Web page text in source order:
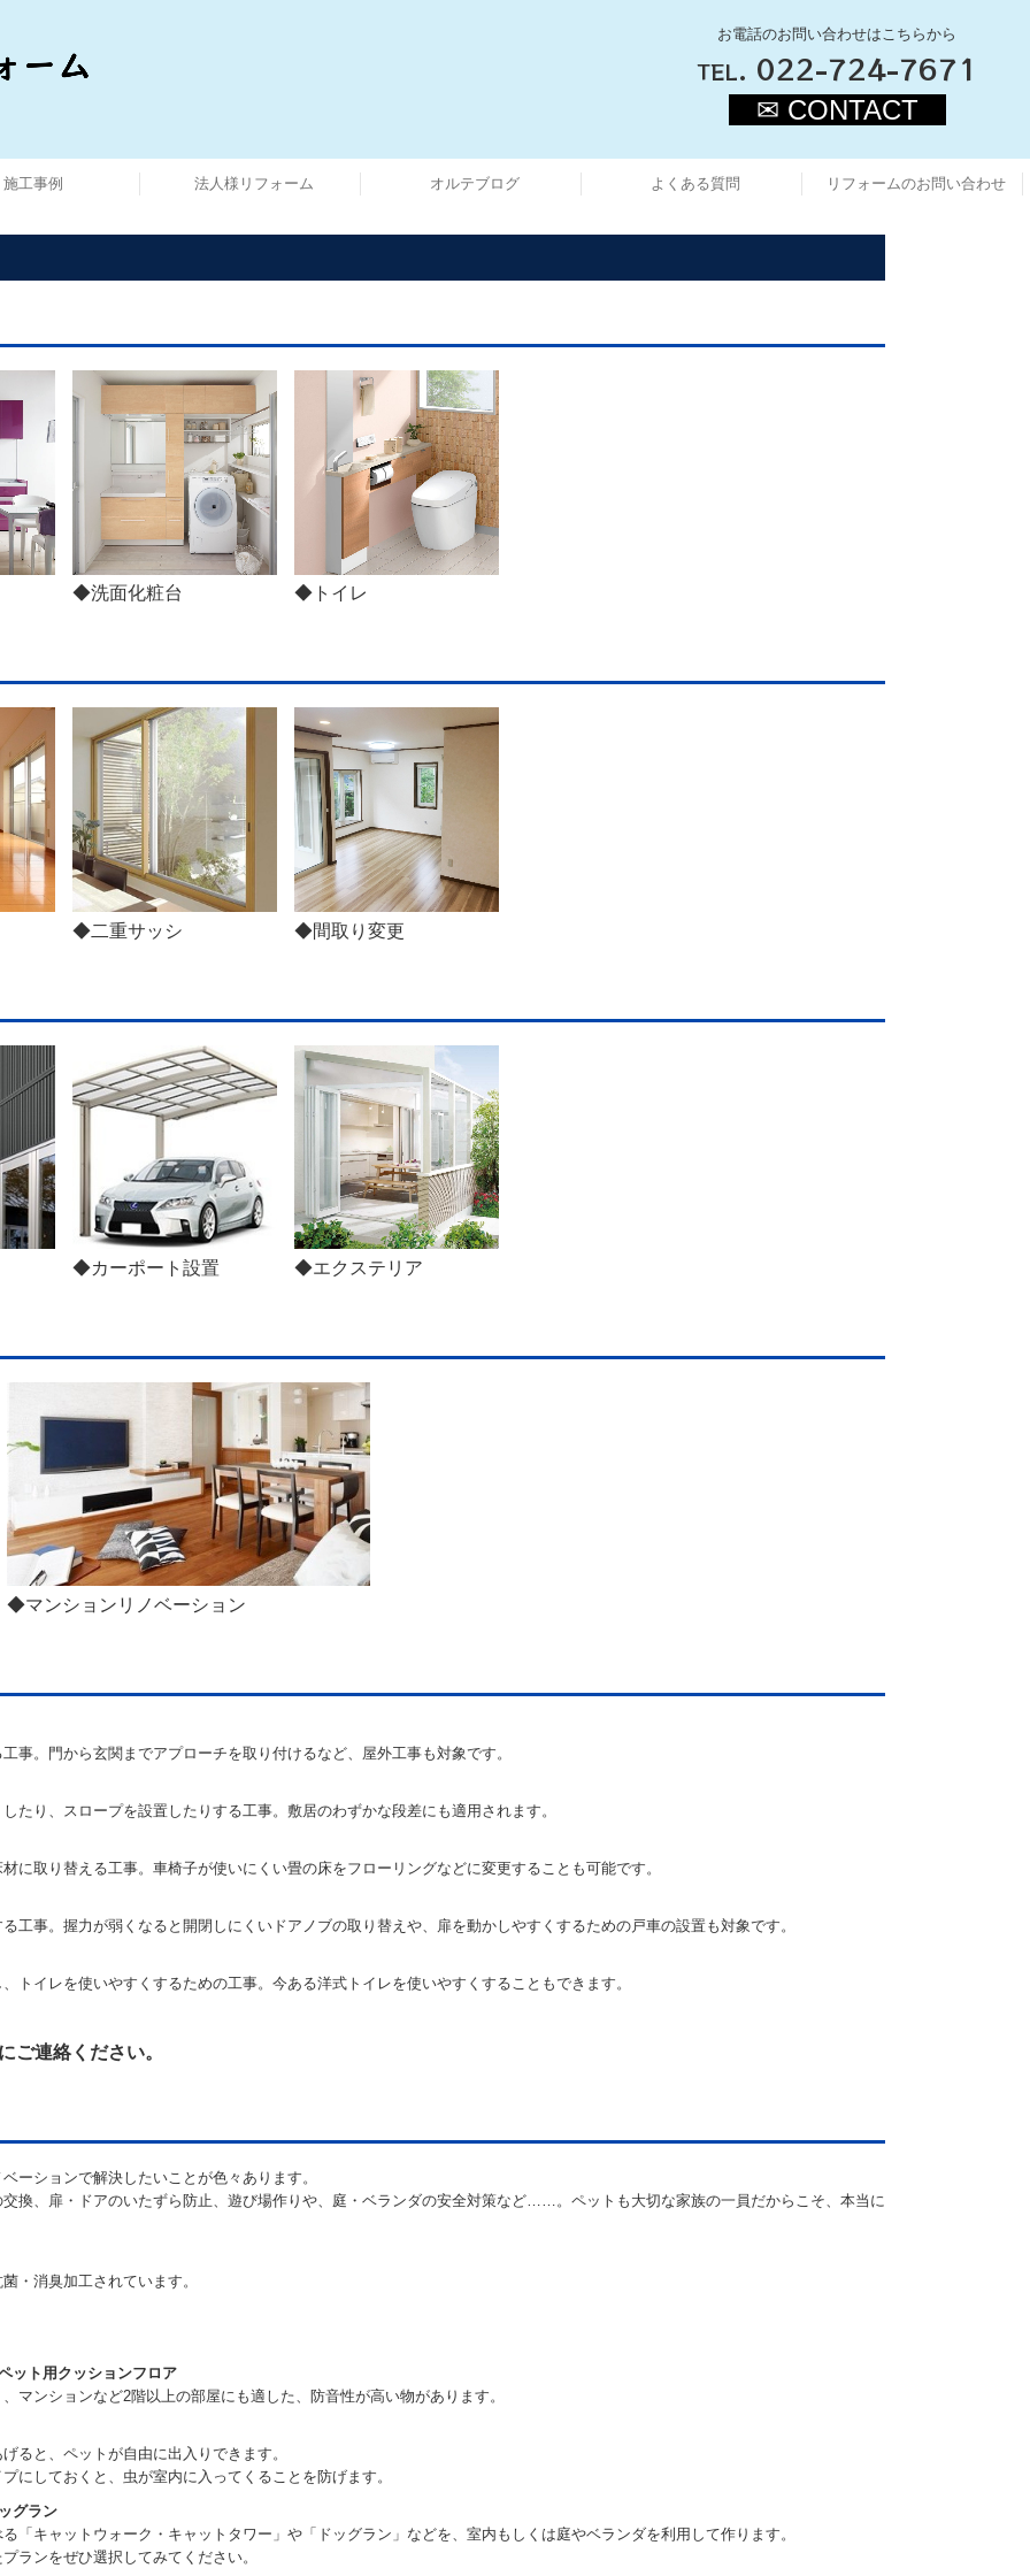
お電話のお問い合わせはこちらから
TEL. 022-724-7671
✉ CONTACT
施工事例 法人様リフォーム オルテブログ よくある質問 リフォームのお問い合わせ
◆洗面化粧台 ◆トイレ
◆二重サッシ ◆間取り変更
◆カーポート設置 ◆エクステリア
◆マンションリノベーション
事。門から玄関までアプローチを取り付けるなど、屋外工事も対象です。
たり、スロープを設置したりする工事。敷居のわずかな段差にも適用されます。
に取り替える工事。車椅子が使いにくい畳の床をフローリングなどに変更することも可能です。
工事。握力が弱くなると開閉しにくいドアノブの取り替えや、扉を動かしやすくするための戸車の設置も対象です。
トイレを使いやすくするための工事。今ある洋式トイレを使いやすくすることもできます。
ご連絡ください。
ーションで解決したいことが色々あります。
換、扉・ドアのいたずら防止、遊び場作りや、庭・ベランダの安全対策など……。ペットも大切な家族の一員だからこそ、本当に
・消臭加工されています。
ット用クッションフロア
マンションなど2階以上の部屋にも適した、防音性が高い物があります。
ると、ペットが自由に出入りできます。
にしておくと、虫が室内に入ってくることを防げます。
グラン
「キャットウォーク・キャットタワー」や「ドッグラン」などを、室内もしくは庭やベランダを利用して作ります。
ランをぜひ選択してみてください。